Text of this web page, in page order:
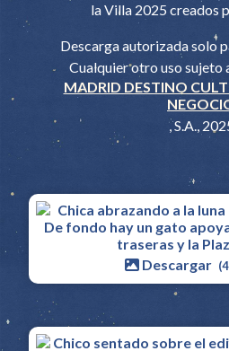
la Villa 2025 creados
Descarga autorizada solo
Cualquier otro uso sujeto
MADRID DESTINO
, S.A.,
Descargar